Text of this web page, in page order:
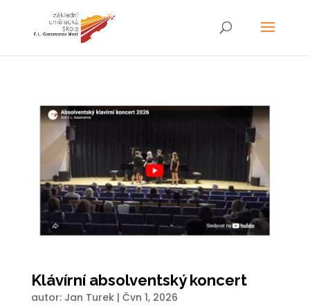
Klávírní absolventský koncert
autor: Jan Turek| Čvn 1, 2026